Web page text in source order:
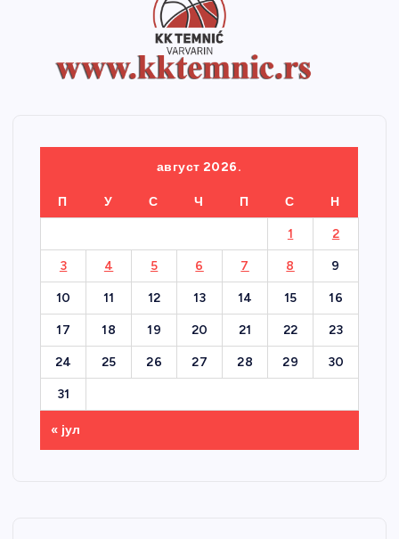
август 2026.
П У С Ч П С Н
1 2
3 4 5 6 7 8 9
10 11 12 13 14 15 16
17 18 19 20 21 22 23
24 25 26 27 28 29 30
31
« јул